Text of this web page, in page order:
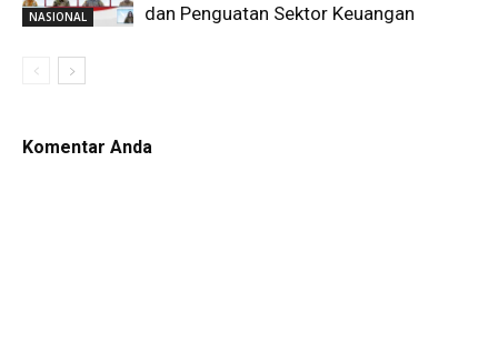
NASIONAL
dan Penguatan Sektor Keuangan
Komentar Anda